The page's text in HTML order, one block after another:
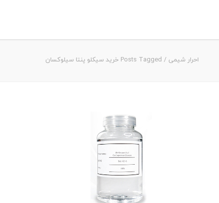
احرار شیمی / Posts Tagged خرید سیکلو پنتا سیلوکسان